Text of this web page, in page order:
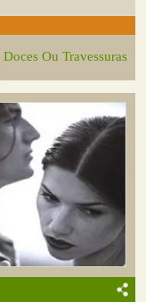
Doces Ou Travessuras